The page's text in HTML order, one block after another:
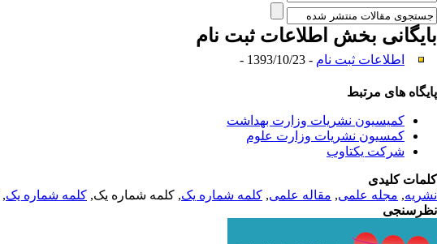
بایگانی بخش اطلاعات ثبت نام
اطلاعات ثبت نام - 1393/10/23 -
پایگاه های مرتبط
کمیسیون نشریات وزارت بهداشت
کمسیون نشریات وزارت علوم
شرکت یکتاوب
کلمات کلیدی
نشریه, مجله علمی, مقاله علمی, کلمه شماره یک, کلمه شماره یک, کلمه شماره یک,
نظرسنجی